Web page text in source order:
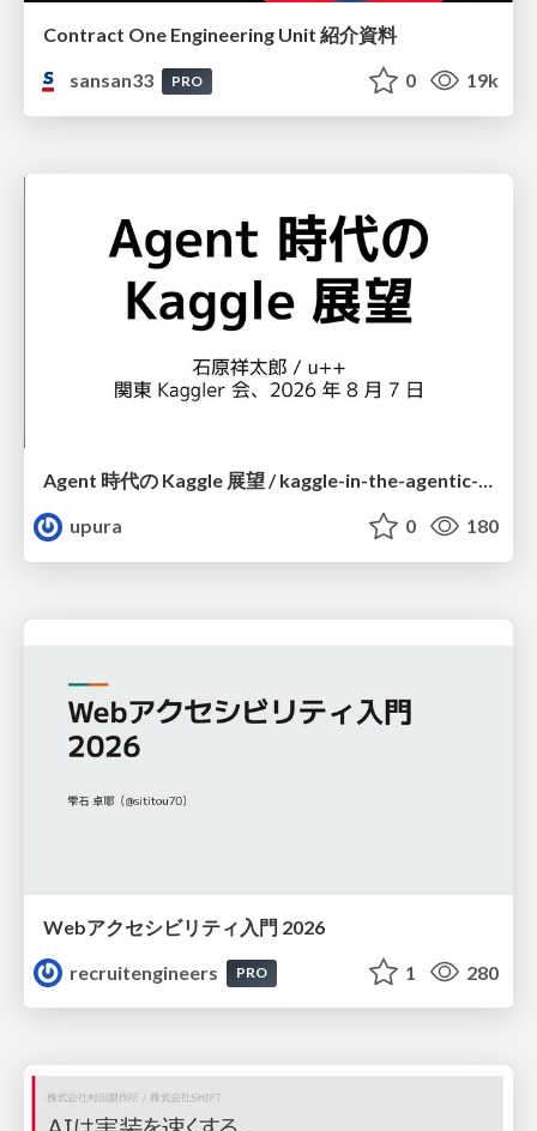
Contract One Engineering Unit 紹介資料
sansan33
PRO 0 19k
Agent 時代の Kaggle 展望 / kaggle-in-the-agentic-era
upura
0 180
Webアクセシビリティ入門 2026
recruitengineers
PRO 1 280